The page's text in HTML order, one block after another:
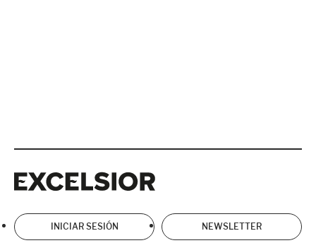
INICIAR SESIÓN NEWSLETTER